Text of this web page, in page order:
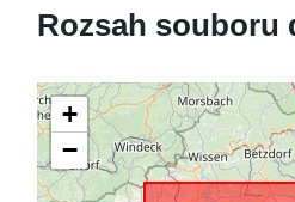
Rozsah souboru
+
−